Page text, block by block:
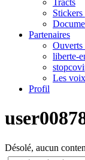
Tracts
Partenaires
Ouverts
liberte-
Les
Profil
Désolé, aucun